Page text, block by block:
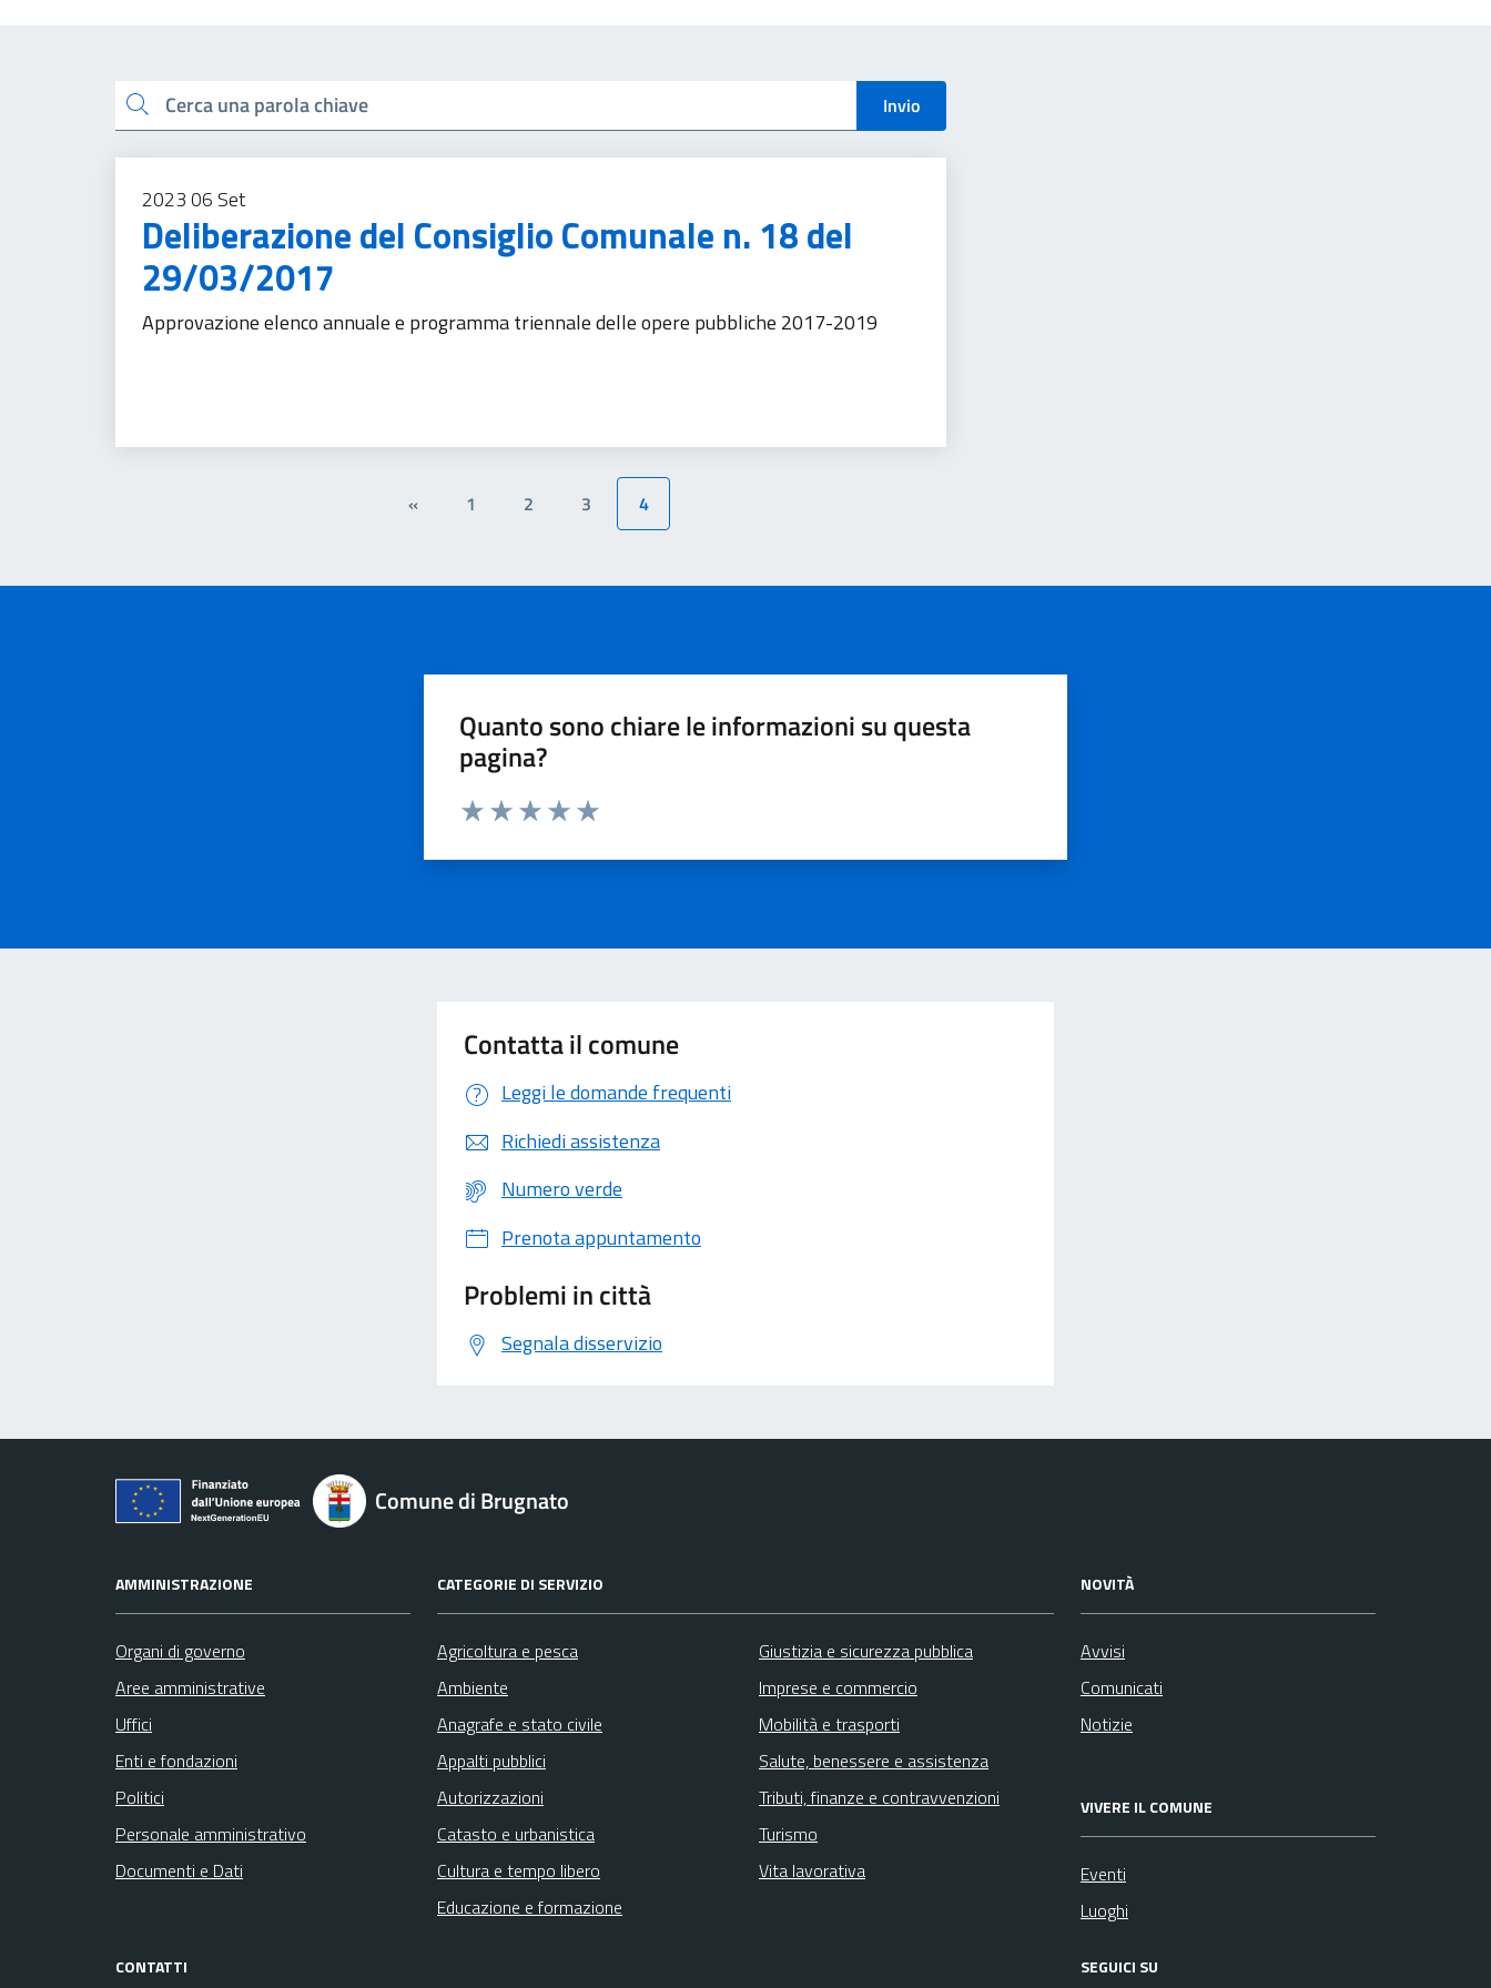
Cerca una parola chiave Invio
202306Set
Deliberazione del Consiglio Comunale n. 18 del
29/03/2017
Approvazione elenco annuale e programma triennale delle opere pubbliche 2017-2019
« 1 2 3 4
Quanto sono chiare le informazioni su questa
pagina?
Contatta il comune
Leggi le domande frequenti
Richiedi assistenza
Numero verde
Prenota appuntamento
Problemi in città
Segnala disservizio
Comune di Brugnato
AMMINISTRAZIONE
Organi di governo
Aree amministrative
Uffici
Enti e fondazioni
Politici
Personale amministrativo
Documenti e Dati
CATEGORIE DI SERVIZIO
Agricoltura e pesca
Ambiente
Anagrafe e stato civile
Appalti pubblici
Autorizzazioni
Catasto e urbanistica
Cultura e tempo libero
Educazione e formazione
Giustizia e sicurezza pubblica
Imprese e commercio
Mobilità e trasporti
Salute, benessere e assistenza
Tributi, finanze e contravvenzioni
Turismo
Vita lavorativa
NOVITÀ
Avvisi
Comunicati
Notizie
VIVERE IL COMUNE
Eventi
Luoghi
CONTATTI SEGUICI SU